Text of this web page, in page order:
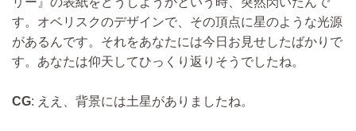
す。オベリスクのデザインで、その頂点に星のような光源
があるんです。それをあなたには今日お見せしたばかりで
す。あなたは仰天してひっくり返りそうでしたね。
CG: ええ、背景には土星がありましたね。